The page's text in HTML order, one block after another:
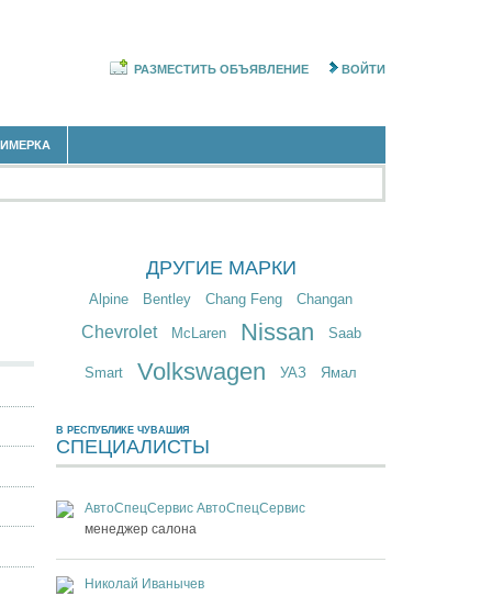
РАЗМЕСТИТЬ ОБЪЯВЛЕНИЕ ВОЙТИ
ДРУГИЕ МАРКИ
Alpine Bentley Chang Feng Changan
Chevrolet McLaren Nissan Saab
Smart Volkswagen УАЗ Ямал
В РЕСПУБЛИКЕ ЧУВАШИЯ
СПЕЦИАЛИСТЫ
АвтоСпецСервис АвтоСпецСервис
менеджер салона
Николай Иванычев